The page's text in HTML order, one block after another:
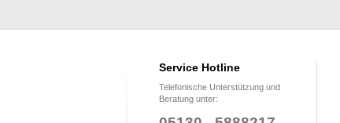
Service Hotline
Telefonische Unterstützung und
Beratung unter: